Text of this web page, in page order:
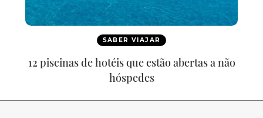
SABER VIAJAR
12 piscinas de hotéis que estão abertas a não
hóspedes